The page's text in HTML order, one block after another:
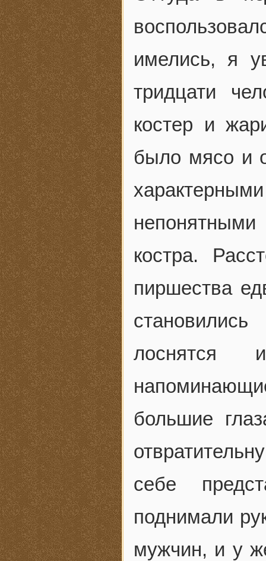
имелись, я
тридцати
костер и
было мясо и
костра.
пиршества
лоснятся
большие
себе
поднимали
мужчин, и у